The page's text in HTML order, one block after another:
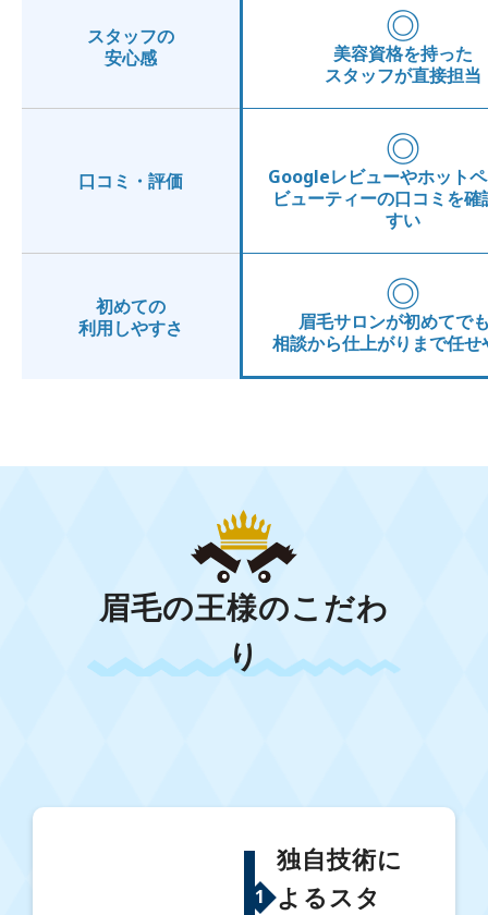
スタッフの
安心感
◎
美容資格を持った
スタッフが直接担当
口コミ・評価
◎
Googleレビューやホット
ビューティーの口コミを確
すい
初めての
利用しやすさ
◎
眉毛サロンが初めてで
相談から仕上がりまで任せ
眉毛の王様のこだわ
り
1
独自技術に
よるスタ